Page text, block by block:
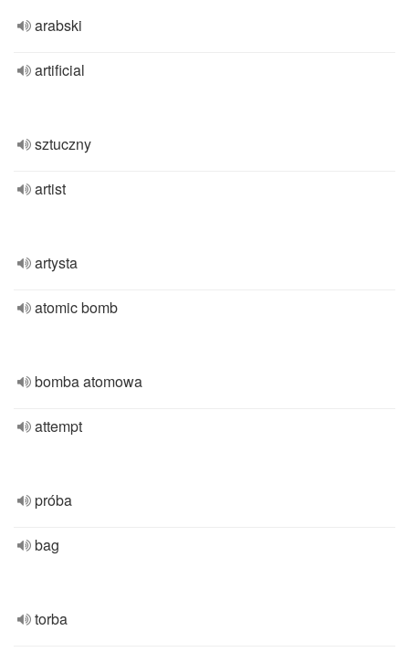
arabski
artificial
sztuczny
artist
artysta
atomic bomb
bomba atomowa
attempt
próba
bag
torba